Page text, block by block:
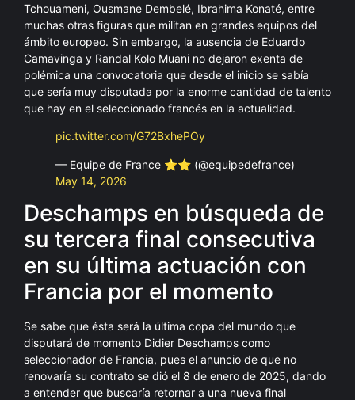
Tchouameni, Ousmane Dembelé, Ibrahima Konaté, entre
muchas otras figuras que militan en grandes equipos del
ámbito europeo. Sin embargo, la ausencia de Eduardo
Camavinga y Randal Kolo Muani no dejaron exenta de
polémica una convocatoria que desde el inicio se sabía
que sería muy disputada por la enorme cantidad de talento
que hay en el seleccionado francés en la actualidad.
pic.twitter.com/G72BxhePOy
— Equipe de France ⭐⭐ (@equipedefrance)
May 14, 2026
Deschamps en búsqueda de
su tercera final consecutiva
en su última actuación con
Francia por el momento
Se sabe que ésta será la última copa del mundo que
disputará de momento Didier Deschamps como
seleccionador de Francia, pues el anuncio de que no
renovaría su contrato se dió el 8 de enero de 2025, dando
a entender que buscaría retornar a una nueva final